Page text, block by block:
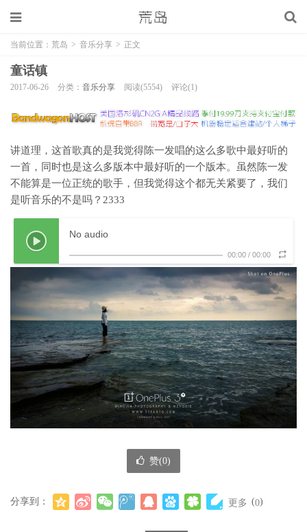
当前位置： 荒岛 > 音乐分享 > 正文
童话镇
2017-06-26 分类： 音乐分享 阅读(5554) 评论(1)
讲道理，这首歌真的是我觉得陈一发唱的这么多歌中最好听的
一首，同时也是这么多版本中最好听的一个版本。虽然陈一发
不能算是一位正统的歌手，但我觉得这个都无关紧要了，我们
是听音乐的不是吗？2333
No audio
00:00 / 00:00
赞(0)
分享到： 更多 (0)